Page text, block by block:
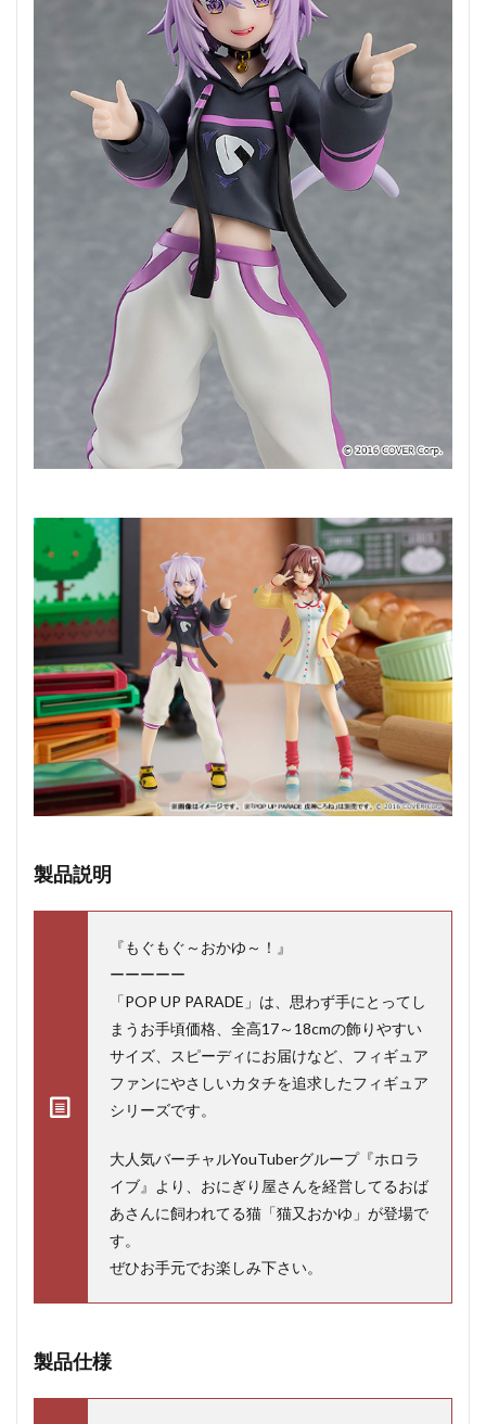
製品説明
『もぐもぐ～おかゆ～！』
ーーーーー
「POP UP PARADE」は、思わず手にとってし
まうお手頃価格、全高17～18cmの飾りやすい
サイズ、スピーディにお届けなど、フィギュア
ファンにやさしいカタチを追求したフィギュア
シリーズです。
大人気バーチャルYouTuberグループ『ホロラ
イブ』より、おにぎり屋さんを経営してるおば
あさんに飼われてる猫「猫又おかゆ」が登場で
す。
ぜひお手元でお楽しみ下さい。
製品仕様